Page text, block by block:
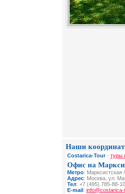
Наши
Costarica-Tour- туры
Офис на
Метро: Марксистская
Адрес: Москва, ул.
Тел: +7 (495) 785-88-
E-mail: info@costarica-